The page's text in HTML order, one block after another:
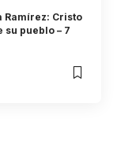
Ramírez: Cristo
pueblo – 7